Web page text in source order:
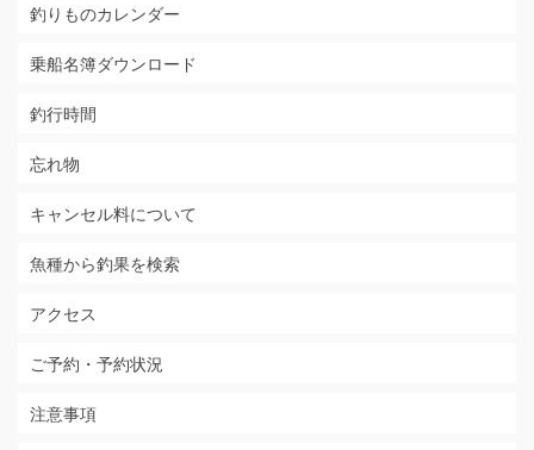
釣りものカレンダー
乗船名簿ダウンロード
釣行時間
忘れ物
キャンセル料について
魚種から釣果を検索
アクセス
ご予約・予約状況
注意事項